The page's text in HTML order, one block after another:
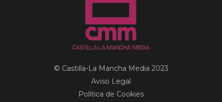
© Castilla-La Mancha Media 2023
Aviso Legal
Política de Cookies